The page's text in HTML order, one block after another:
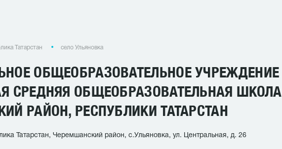
Татарстан село Ульяновка
ОБЩЕОБРАЗОВАТЕЛЬНОЕ УЧРЕЖДЕНИЕ
СРЕДНЯЯ ОБЩЕОБРАЗОВАТЕЛЬНАЯ ШКОЛА
РАЙОН, РЕСПУБЛИКИ ТАТАРСТАН
Татарстан, Черемшанский район, с.Ульяновка, ул. Центральная, д. 26